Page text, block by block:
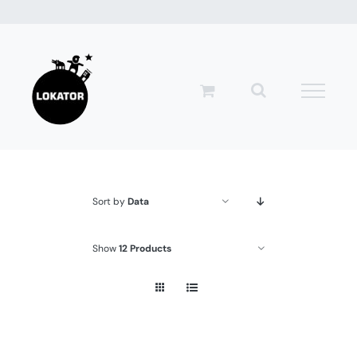
zawartości
Sort byData
Show12 Products